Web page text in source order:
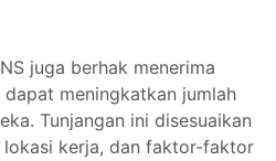
juga berhak menerima
meningkatkan jumlah
Tunjangan ini disesuaikan
kerja, dan faktor-faktor